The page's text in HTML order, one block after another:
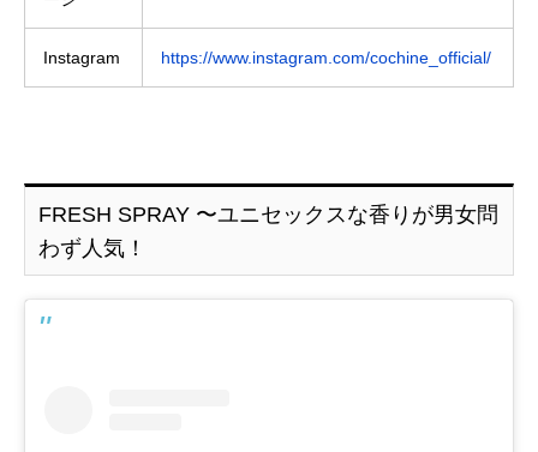
Instagram https://www.instagram.com/cochine_official/
FRESH SPRAY 〜ユニセックスな香りが男女問
わず人気！